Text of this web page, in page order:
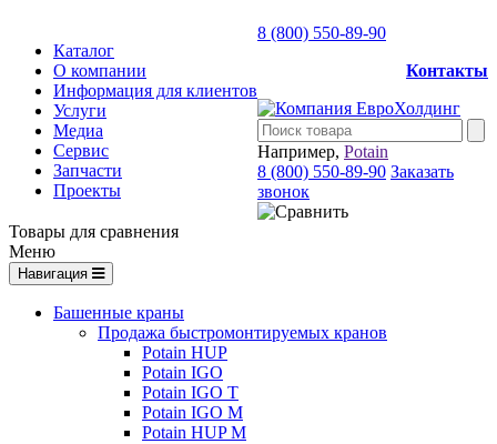
Каталог
О компании
Информация для клиентов
Услуги
Медиа
Сервис
Запчасти
Проекты
8 (800) 550-89-90
Контакты
Например, Potain
8 (800) 550-89-90 Заказать
звонок
Товары для сравнения
Меню
Навигация
Башенные краны
Продажа быстромонтируемых кранов
Potain HUP
Potain IGO
Potain IGO T
Potain IGO M
Potain HUP M